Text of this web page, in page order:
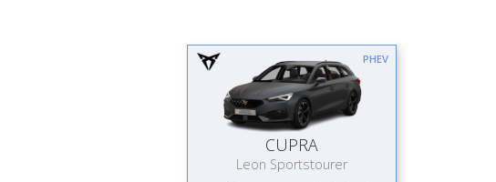
PHEV
CUPRA
Leon Sportstourer